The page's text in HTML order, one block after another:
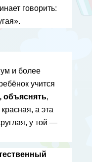
говорить:
и более
объяснять,
а эта
у той —